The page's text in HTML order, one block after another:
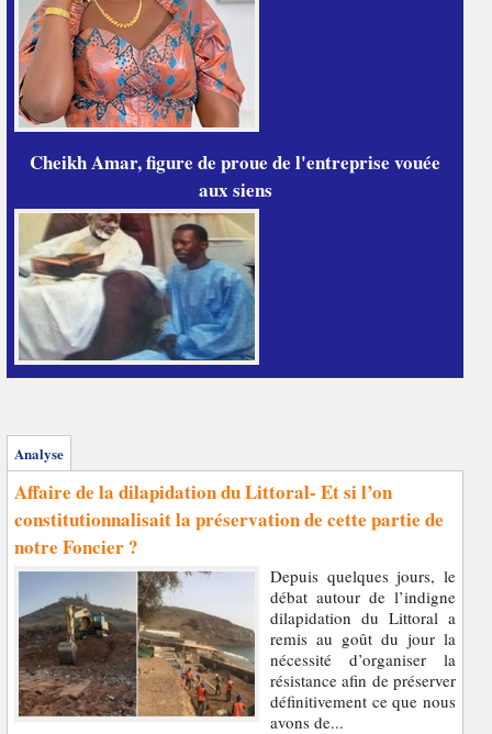
Cheikh Amar, figure de proue de l'entreprise vouée
aux siens
Analyse
Affaire de la dilapidation du Littoral- Et si l’on
constitutionnalisait la préservation de cette partie de
notre Foncier ?
Depuis quelques jours, le
débat autour de l’indigne
dilapidation du Littoral a
remis au goût du jour la
nécessité d’organiser la
résistance afin de préserver
définitivement ce que nous
avons de...